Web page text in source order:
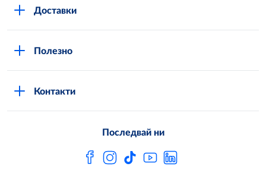
METRO AG
Доставки
Полезно
Контакти
Последвай ни